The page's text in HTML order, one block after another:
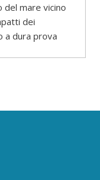
del mare vicino
dei
a dura prova